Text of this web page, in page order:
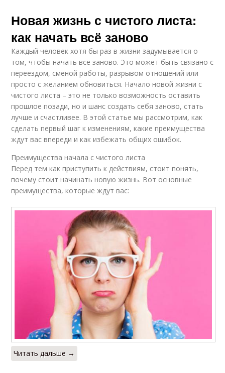
Новая жизнь с чистого листа:
как начать всё заново
Каждый человек хотя бы раз в жизни задумывается о
том, чтобы начать всё заново. Это может быть связано с
переездом, сменой работы, разрывом отношений или
просто с желанием обновиться. Начало новой жизни с
чистого листа – это не только возможность оставить
прошлое позади, но и шанс создать себя заново, стать
лучше и счастливее. В этой статье мы рассмотрим, как
сделать первый шаг к изменениям, какие преимущества
ждут вас впереди и как избежать общих ошибок.
Преимущества начала с чистого листа
Перед тем как приступить к действиям, стоит понять,
почему стоит начинать новую жизнь. Вот основные
преимущества, которые ждут вас:
Читать дальше →